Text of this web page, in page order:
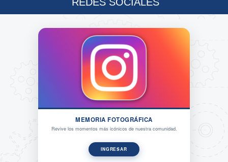
MEMORIA FOTOGRÁFICA
Revive los momentos más icónicos de nuestra comunidad.
INGRESAR